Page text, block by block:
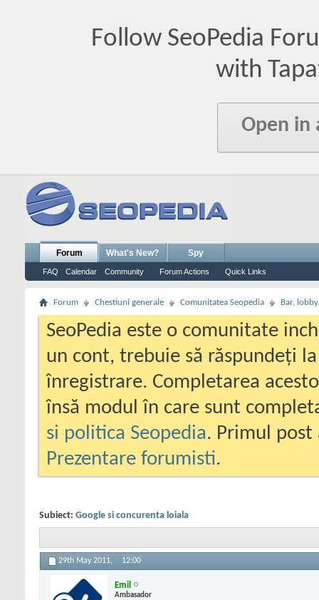
Follow SeoPedia
with
Open in
Forum
FAQ Calendar Community Forum Actions Quick Links
What's New? Spy
Forum Chestiuni generale Comunitatea Seopedia Bar,
SeoPedia este o comunitate
un cont, trebuie să răspundeți
înregistrare. Completarea
însă modul în care sunt
si politica Seopedia. Primul
Prezentare forumisti.
Subiect: Google si concurenta loiala
29th May 2011, 12:00
Emil
Ambasador